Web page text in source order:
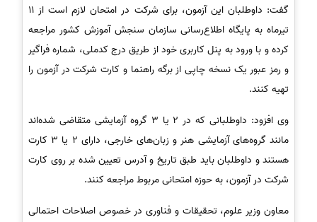
گفت: داوطلبان این آزمون، برای شرکت در امتحان لازم است از 11
تیرماه به پایگاه اطلاع‌رسانی سازمان سنجش آموزش کشور مراجعه
کرده و با ورود به پنل کاربری خود از طریق درج کدملی، شماره فراگیر
و رمز عبور یک نسخه چاپی از برگه راهنما و کارت شرکت در آزمون را
تهیه کنند.
وی افزود: داوطلبانی که در 2 یا 3 گروه آزمایشی متقاضی شده‌اند
مانند گروه‌های آزمایشی هنر و زبان‌های خارجی، دارای 2 یا 3 کارت
هستند و داوطلبان باید طبق تاریخ و آدرس تعیین شده بر روی کارت
شرکت در آزمون، به حوزه امتحانی مربوط مراجعه کنند.
معاون وزیر علوم، تحقیقات و فناوری در خصوص اصلاحات احتمالی